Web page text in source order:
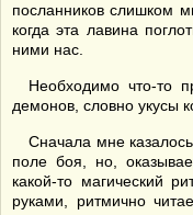
посланников слишком
когда эта лавина
ними нас.
Необходимо что-то
демонов, словно укусы
Сначала мне
поле боя, но,
какой-то магический
руками, ритмично